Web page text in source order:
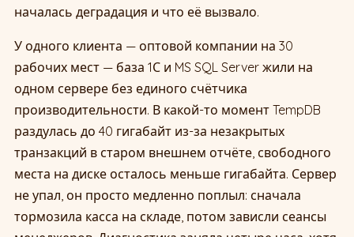
началась деградация и что её вызвало.
У одного клиента — оптовой компании на 30
рабочих мест — база 1С и MS SQL Server жили на
одном сервере без единого счётчика
производительности. В какой-то момент TempDB
раздулась до 40 гигабайт из-за незакрытых
транзакций в старом внешнем отчёте, свободного
места на диске осталось меньше гигабайта. Сервер
не упал, он просто медленно поплыл: сначала
тормозила касса на складе, потом зависли сеансы